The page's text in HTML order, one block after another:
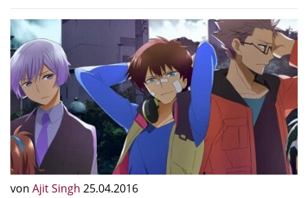
von Ajit Singh 25.04.2016